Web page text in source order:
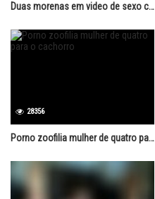
Duas morenas em video de sexo com cachorro
28356
Porno zoofilia mulher de quatro para o cachorro